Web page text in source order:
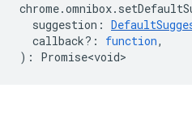
chrome.omnibox.
suggestion :
callback? : function,
) : Promise<void>